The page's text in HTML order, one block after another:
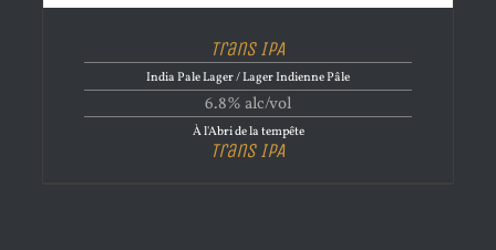
Trans IPA
India Pale Lager / Lager Indienne Pâle
6.8% alc/vol
À l'Abri de la tempête
Trans IPA